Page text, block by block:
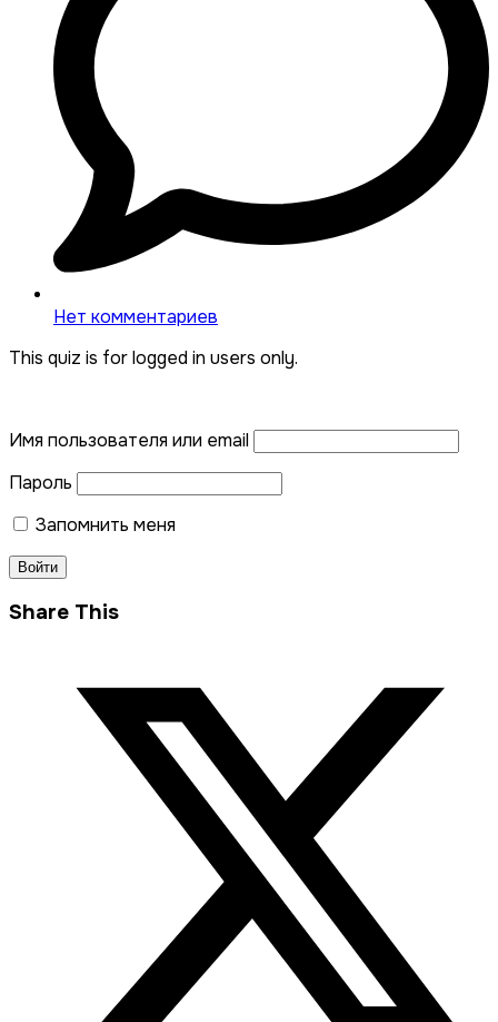
Нет комментариев
This quiz is for logged in users only.
Имя пользователя или email
Пароль
Запомнить меня
Share This